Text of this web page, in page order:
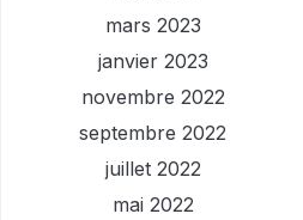
mars 2023
janvier 2023
novembre 2022
septembre 2022
juillet 2022
mai 2022